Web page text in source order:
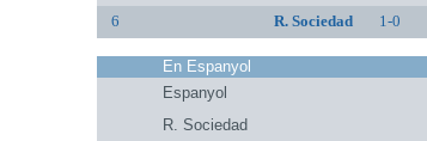
6
R. Sociedad 1-0
En Espanyol
Espanyol
R. Sociedad